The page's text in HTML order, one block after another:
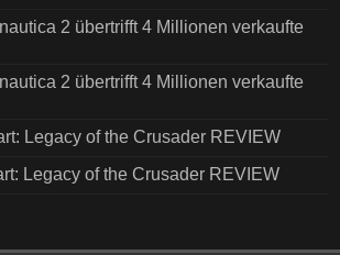
2 übertrifft 4 Millionen verkaufte
2 übertrifft 4 Millionen verkaufte
Legacy of the Crusader REVIEW
Legacy of the Crusader REVIEW